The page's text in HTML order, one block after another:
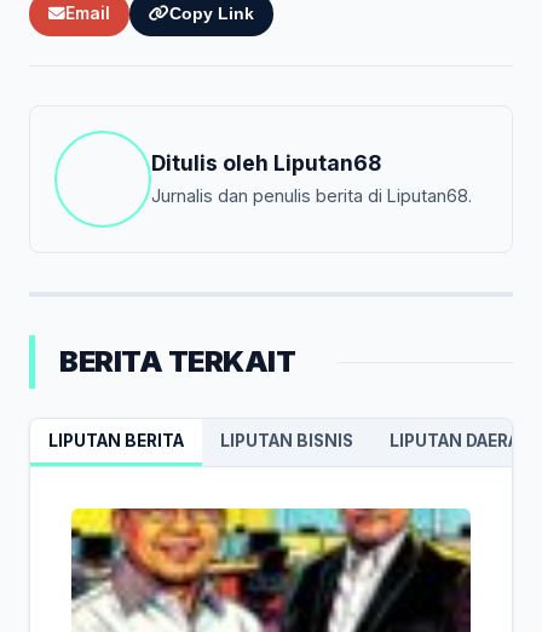
Email Copy Link
Ditulis oleh Liputan68
Jurnalis dan penulis berita di Liputan68.
BERITA TERKAIT
LIPUTAN BERITA LIPUTAN BISNIS LIPUTAN DAERAH